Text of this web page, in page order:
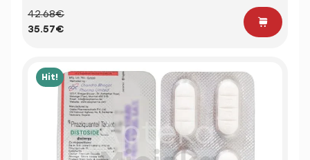
42.68€
35.57€
Hit!